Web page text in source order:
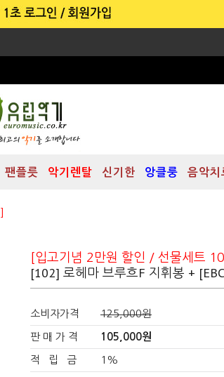
팬플릇 악기렌탈 신기한 앙클룽 음악치
[입고기념 2만원 할인 / 선물세트
[102] 로헤마 브루흐F 지휘봉 +
소비자가격 125,000원
판 매 가 격 105,000원
적 립 금 1%